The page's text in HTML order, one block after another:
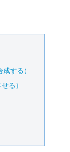
する）
る）